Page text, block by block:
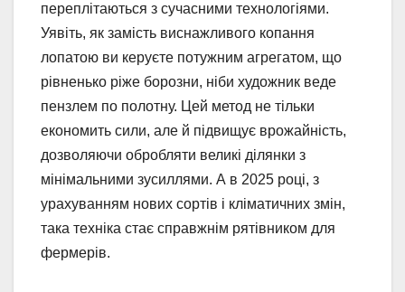
переплітаються з сучасними технологіями.
Уявіть, як замість виснажливого копання
лопатою ви керуєте потужним агрегатом, що
рівненько ріже борозни, ніби художник веде
пензлем по полотну. Цей метод не тільки
економить сили, але й підвищує врожайність,
дозволяючи обробляти великі ділянки з
мінімальними зусиллями. А в 2025 році, з
урахуванням нових сортів і кліматичних змін,
така техніка стає справжнім рятівником для
фермерів.